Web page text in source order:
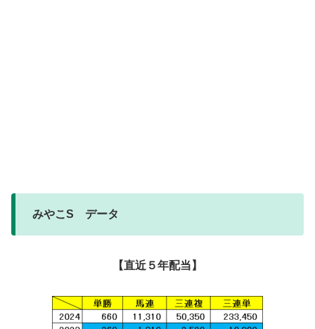
みやこS データ
【直近５年配当】